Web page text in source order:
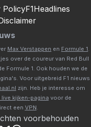
PolicyF1Headlines
Max Verstappen en Formule 1.
over de coureur van Red Bull
Formule 1. Ook houden we de
Voor uitgebreid F1 nieuws
zijn. Heb je interesse om
live kijken-pagina voor de
een VPN.
voorbehouden